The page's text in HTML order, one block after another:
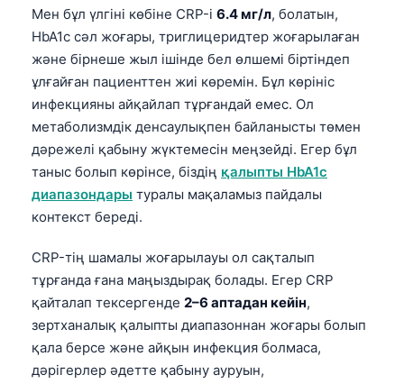
Мен бұл үлгіні көбіне CRP-і 6.4 мг/л, болатын,
HbA1c сәл жоғары, триглицеридтер жоғарылаған
және бірнеше жыл ішінде бел өлшемі біртіндеп
ұлғайған пациенттен жиі көремін. Бұл көрініс
инфекцияны айқайлап тұрғандай емес. Ол
метаболизмдік денсаулықпен байланысты төмен
дәрежелі қабыну жүктемесін меңзейді. Егер бұл
таныс болып көрінсе, біздің қалыпты HbA1c
диапазондары туралы мақаламыз пайдалы
контекст береді.
CRP-тің шамалы жоғарылауы ол сақталып
тұрғанда ғана маңыздырақ болады. Егер CRP
қайталап тексергенде 2–6 аптадан кейін,
зертханалық қалыпты диапазоннан жоғары болып
қала берсе және айқын инфекция болмаса,
дәрігерлер әдетте қабыну ауруын,
پښتو
سنڌي
සිංහල
Galego
Македонски јазик
Euskara
Gàidhlig
Occitan
العربية المغربية
Afrikaans